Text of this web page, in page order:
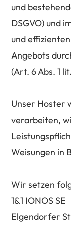
und
DSGVO) und
und
Angebots
(Art. 6 Abs. 1
Unser Hoster
verarbeiten,
Weisungen in
Wir setzen
1&1 IONOS SE
Elgendorfer